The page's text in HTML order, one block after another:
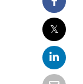
𝕏